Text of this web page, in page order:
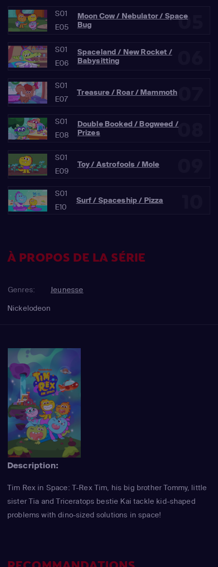
05
S01
E05
Moon Cow / Nebulator / Space
Bug
S01
E06
Spaceland / New Rocket /
Babysitting
07
S01
E07
Treasure / Roar / Mammoth
08
S01
E08
Double Booked / Bogweed /
Prizes
S01
E09
Toy / Astrofools / Mole
S01
E10
Surf / Spaceship / Pizza
À PROPOS DE LA SÉRIE
Genres:
Jeunesse
Nickelodeon
Description:
Tim Rex in Space: T-Rex Tim, his big brother Tommy, little
sister Tia and Triceratops bestie Kai tackle kid-shaped
problems with dino-sized solutions in space!